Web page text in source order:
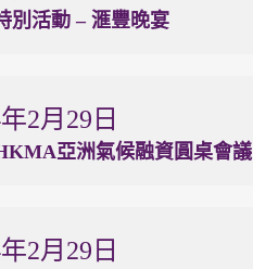
別活動 – 滙豐晚宴
2月29日
亞洲氣候融資圓桌會議
2月29日